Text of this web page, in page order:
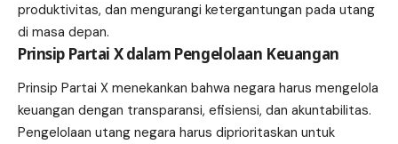
produktivitas, dan mengurangi ketergantungan pada utang
di masa depan.
Prinsip Partai X dalam Pengelolaan Keuangan
Prinsip Partai X menekankan bahwa negara harus mengelola
keuangan dengan transparansi, efisiensi, dan akuntabilitas.
Pengelolaan utang negara harus diprioritaskan untuk